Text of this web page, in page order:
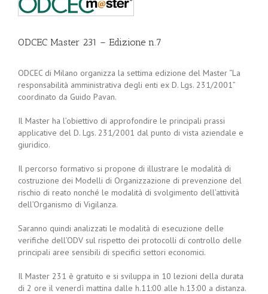
ODCEC Master 231 – Edizione n.7
ODCEC di Milano organizza la settima edizione del Master “La
responsabilità amministrativa degli enti ex D. Lgs. 231/2001”
coordinato da Guido Pavan.
Il Master ha l’obiettivo di approfondire le principali prassi
applicative del D. Lgs. 231/2001 dal punto di vista aziendale e
giuridico.
Il percorso formativo si propone di illustrare le modalità di
costruzione dei Modelli di Organizzazione di prevenzione del
rischio di reato nonché le modalità di svolgimento dell’attività
dell’Organismo di Vigilanza.
Saranno quindi analizzati le modalità di esecuzione delle
verifiche dell’ODV sul rispetto dei protocolli di controllo delle
principali aree sensibili di specifici settori economici.
Il Master 231 è gratuito e si sviluppa in 10 lezioni della durata
di 2 ore il venerdì mattina dalle h.11:00 alle h.13:00 a distanza.